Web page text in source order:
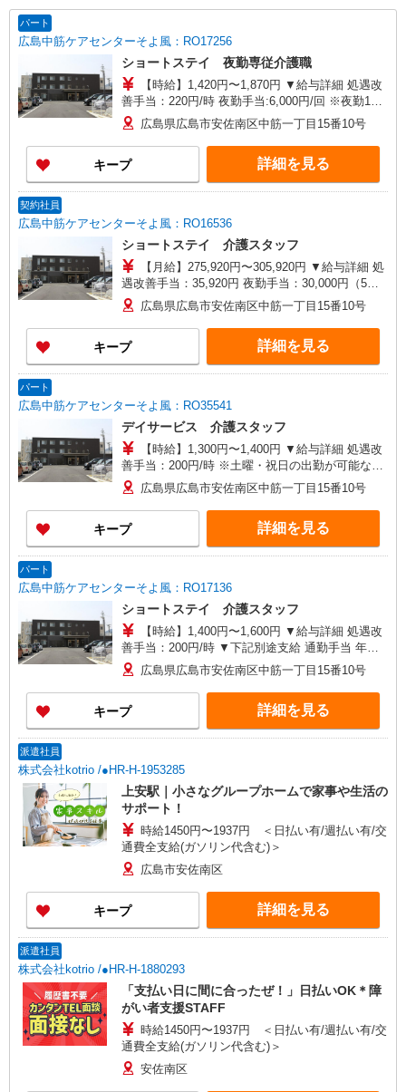
パート
広島中筋ケアセンターそよ風：RO17256
ショートステイ 夜勤専従介護職
【時給】1,420円〜1,870円 ▼給与詳細 処遇改
善手当：220円/時 夜勤手当:6,000円/回 ※夜勤1回
あたり28,720〜35,920円（処遇改善手当含） 准看
護士・正看護師：時給1,400円〜 ▼下記別途支給
通勤手当 年末年始手当：380円/時 寸志あり：年2
回（6月・12月） ※業績による ※処遇改善手当は
試用期間中(3ヶ月)は支給なし
広島県広島市安佐南区中筋一丁目15番10号
キープ 詳細を見る
契約社員
広島中筋ケアセンターそよ風：RO16536
ショートステイ 介護スタッフ
【月給】275,920円〜305,920円 ▼給与詳細 処
遇改善手当：35,920円 夜勤手当：30,000円（5回
分） ※6回目以降は1回6,000円支給 ▼下記別途支
給 通勤手当 年末年始手当：380円/時 ※12/300
時〜1/324時 寸志あり：年2回（6月・12月） ※業
績による 特別報酬：平均34.1万円（最高額135万
円） ※2025年6月支給実績 ※処遇改善手当は試用
広島県広島市安佐南区中筋一丁目15番10号
キープ 詳細を見る
パート
広島中筋ケアセンターそよ風：RO35541
デイサービス 介護スタッフ
【時給】1,300円〜1,400円 ▼給与詳細 処遇改
善手当：200円/時 ※土曜・祝日の出勤が可能な方
は給与優遇 ▼下記別途支給 通勤手当 年末年始手
当：380円/時 寸志あり：年2回（6月・12月） ※
業績による ※処遇改善手当は試用期間中(3ヶ月)は
支給なし
広島県広島市安佐南区中筋一丁目15番10号
キープ 詳細を見る
パート
広島中筋ケアセンターそよ風：RO17136
ショートステイ 介護スタッフ
【時給】1,400円〜1,600円 ▼給与詳細 処遇改
善手当：200円/時 ▼下記別途支給 通勤手当 年末
年始手当：380円/時 寸志あり：年2回（6月・12
月） ※業績による ※処遇改善手当は試用期間中(3
ヶ月)は支給なし
広島県広島市安佐南区中筋一丁目15番10号
キープ 詳細を見る
派遣社員
株式会社kotrio /●HR-H-1953285
上安駅｜小さなグループホームで家事や生活の
サポート！
時給1450円〜1937円 ＜日払い有/週払い有/交
通費全支給(ガソリン代含む)＞
広島市安佐南区
キープ 詳細を見る
派遣社員
株式会社kotrio /●HR-H-1880293
「支払い日に間に合ったぜ！」日払いOK＊障
がい者支援STAFF
時給1450円〜1937円 ＜日払い有/週払い有/交
通費全支給(ガソリン代含む)＞
安佐南区